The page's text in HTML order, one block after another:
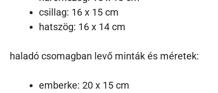
csillag: 16 x 15 cm
hatszög: 16 x 14 cm
haladó csomagban levő minták és méretek:
emberke: 20 x 15 cm